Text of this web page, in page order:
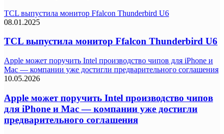
TCL выпустила монитор Ffalcon Thunderbird U6
08.01.2025
TCL выпустила монитор Ffalcon Thunderbird U6
Apple может поручить Intel производство чипов для iPhone и
Mac — компании уже достигли предварительного соглашения
10.05.2026
Apple может поручить Intel производство чипов
для iPhone и Mac — компании уже достигли
предварительного соглашения